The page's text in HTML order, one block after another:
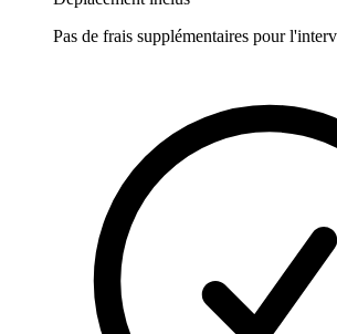
Pas de frais supplémentaires pour